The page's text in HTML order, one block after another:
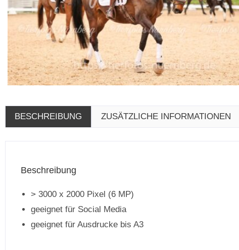
BESCHREIBUNG ZUSÄTZLICHE INFORMATIONEN
Beschreibung
> 3000 x 2000 Pixel (6 MP)
geeignet für Social Media
geeignet für Ausdrucke bis A3